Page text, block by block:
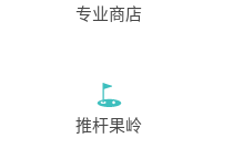
专业商店
推杆果岭